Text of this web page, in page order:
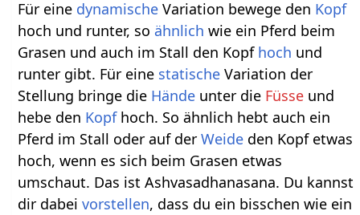
Für eine dynamische Variation bewege den Kopf
hoch und runter, so ähnlich wie ein Pferd beim
Grasen und auch im Stall den Kopf hoch und
runter gibt. Für eine statische Variation der
Stellung bringe die Hände unter die Füsse und
hebe den Kopfhoch. So ähnlich hebt auch ein
Pferd im Stall oder auf derWeide den Kopf etwas
hoch, wenn es sich beim Grasen etwas
umschaut. Das ist Ashvasadhanasana. Du kannst
dir dabeivorstellen, dass du ein bisschen wie ein